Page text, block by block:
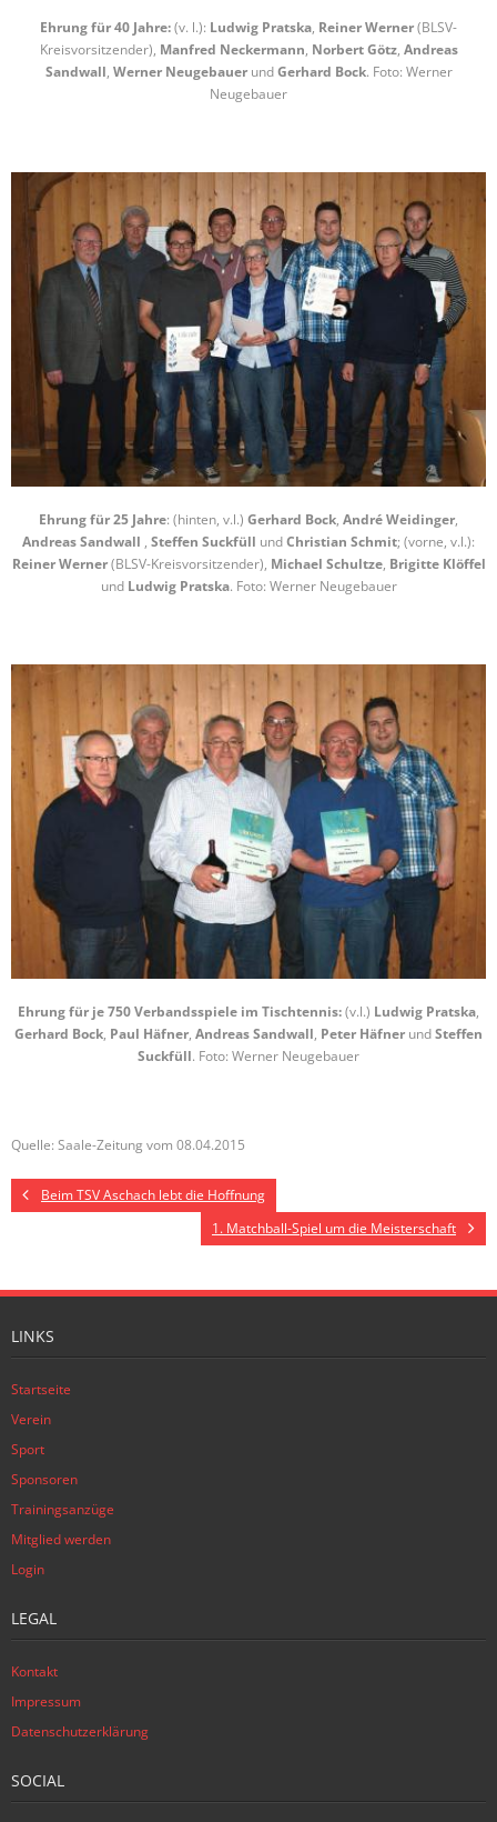
Ehrung für 40 Jahre:(v. l.): Ludwig Pratska, Reiner Werner(BLSV-
Kreisvorsitzender), Manfred Neckermann, Norbert Götz, Andreas
Sandwall, Werner NeugebauerundGerhard Bock. Foto: Werner
Neugebauer
Ehrung für 25 Jahre: (hinten, v.l.) Gerhard Bock, André Weidinger,
Andreas Sandwall , Steffen Suckfüll undChristian Schmit; (vorne, v.l.):
Reiner Werner(BLSV-Kreisvorsitzender), Michael Schultze, Brigitte Klöffel
und Ludwig Pratska. Foto: Werner Neugebauer
Ehrung für je 750 Verbandsspiele im Tischtennis:(v.l.) Ludwig Pratska,
Gerhard Bock, Paul Häfner, Andreas Sandwall, Peter Häfner undSteffen
Suckfüll. Foto: Werner Neugebauer
Quelle: Saale-Zeitung vom 08.04.2015
Beim TSV Aschach lebt die Hoffnung
1. Matchball-Spiel um die Meisterschaft
LINKS
Startseite
Verein
Sport
Sponsoren
Trainingsanzüge
Mitglied werden
Login
LEGAL
Kontakt
Impressum
Datenschutzerklärung
SOCIAL